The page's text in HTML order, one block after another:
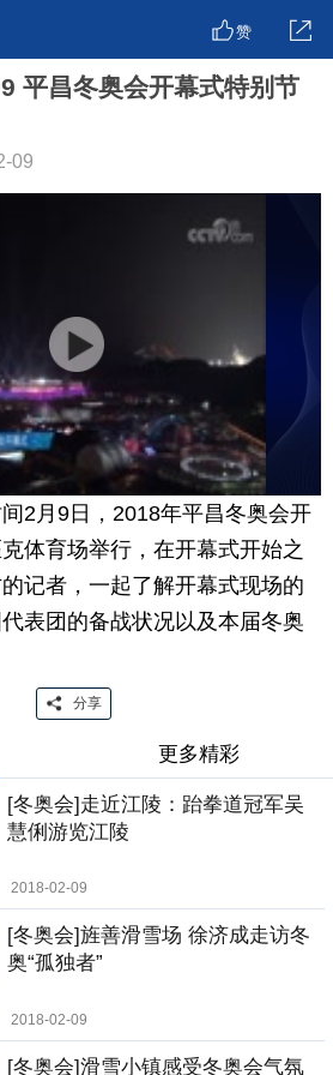
赞
平昌冬奥会开幕式特别节
09
2月9日，2018年平昌冬奥会开
体育场举行，在开幕式开始之
记者，一起了解开幕式现场的
表团的备战状况以及本届冬奥
分享
更多精彩
[冬奥会]走近江陵：跆拳道冠军吴
慧俐游览江陵
2018-02-09
[冬奥会]旌善滑雪场 徐济成走访冬
奥“孤独者”
2018-02-09
[冬奥会]滑雪小镇感受冬奥会气氛